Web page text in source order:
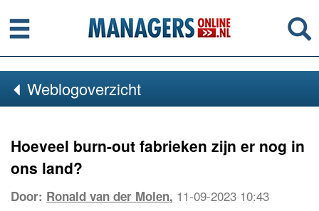
Menu
Weblogoverzicht
Hoeveel burn-out fabrieken zijn er nog in
ons land?
Door: Ronald van der Molen, 11-09-2023 10:43